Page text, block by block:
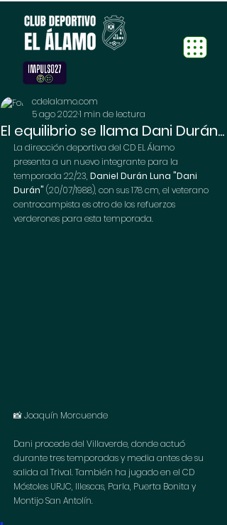
El equilibrio se llama Dani Durán...
cdelalamo.com
5 ago 20221 min de lectura
La dirección deportiva del CD EL Álamo
presenta a un nuevo integrante para la
temporada 22/23, Daniel Durán Luna "Dani
Durán" (20/07/1988), con sus 178 cm, el veterano
centrocampista es otro de los refuerzos
verderones para esta temporada.
📸 Joaquín Morcuende
Dani procede del Villaverde, donde actuó
durante tres temporadas y media antes de su
salida al Trival. También ha jugado en el CD
Móstoles URJC, Illescas, Parla, Puerta Bonita y
Montijo San Antolín.